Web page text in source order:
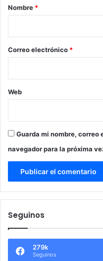
r
*
Nombre *
Correo electrónico *
Web
Guarda mi nombre,
navegador para la próxima
Seguinos
279k
Seguinos